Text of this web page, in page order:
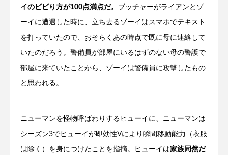
イのビビり方が100点満点だ。 ブッチャーがライアンとゾ
ーイに遭遇した時に、立ち去るゾーイはスマホでテキスト
を打っていたので、おそらくあの時点で既に母に連絡して
いたのだろう。警備員が部屋にいるはずのない母の警護で
部屋に来ていたことから、ゾーイは警備員に攻撃したもの
と思われる。
ニューマンを怪物呼ばわりするヒューイに、ニューマンは
シーズン3でヒューイが即効性Vにより瞬間移動能力（衣服
は除く）を身につけたことを指摘。ヒューイは家族同然だ